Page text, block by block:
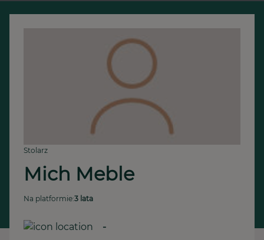
Stolarz
Mich Meble
Na platformie:3 lata
-